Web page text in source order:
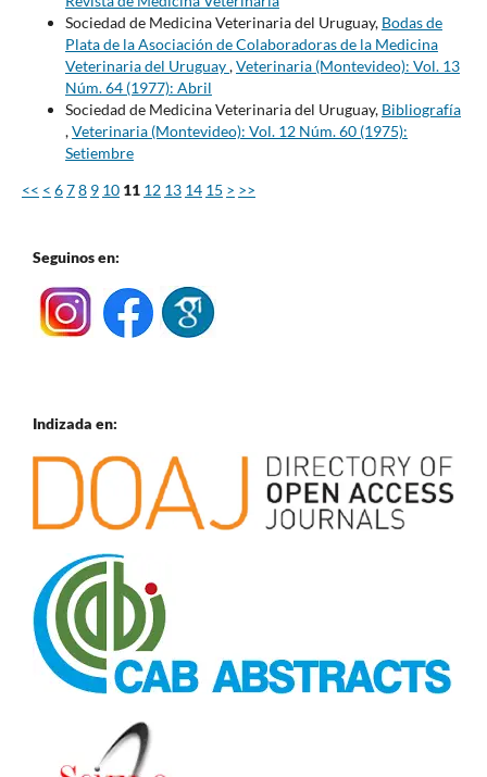
Sociedad de Medicina Veterinaria del Uruguay, Bodas de
Plata de la Asociación de Colaboradoras de la Medicina
Veterinaria del Uruguay,Veterinaria (Montevideo): Vol. 13
Núm. 64 (1977): Abril
Sociedad de Medicina Veterinaria del Uruguay, Bibliografía
,Veterinaria (Montevideo): Vol. 12 Núm. 60 (1975):
Setiembre
<< < 678 9 10 11 12 13 14 15 > >>
Seguinos en:
Indizada en: